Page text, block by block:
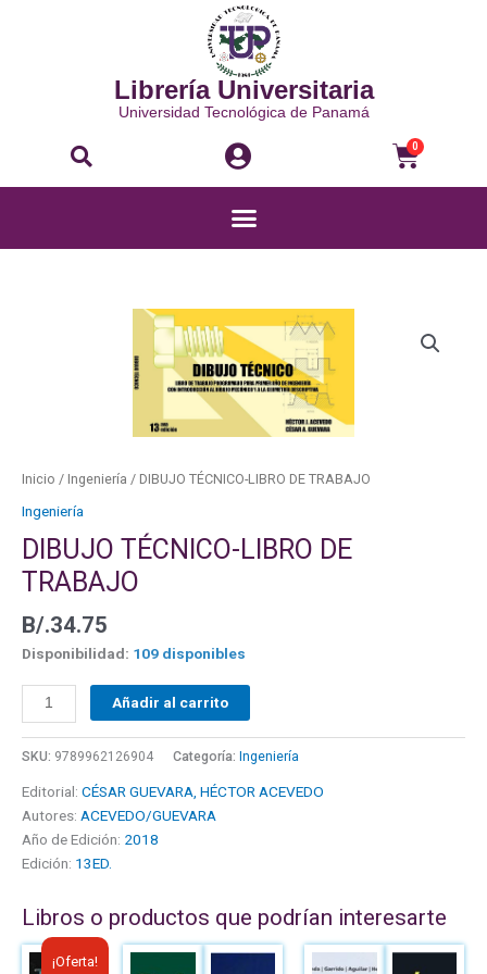
Librería Universitaria
Universidad Tecnológica de Panamá
Buscar 0
Menú
Inicio / Ingeniería / DIBUJO TÉCNICO-LIBRO DE TRABAJO
Ingeniería
DIBUJO TÉCNICO-LIBRO DE
TRABAJO
B/.34.75
Disponibilidad: 109 disponibles
Añadir al carrito
SKU: 9789962126904 Categoría: Ingeniería
Editorial: CÉSAR GUEVARA, HÉCTOR ACEVEDO
Autores: ACEVEDO/GUEVARA
Año de Edición: 2018
Edición: 13ED.
Libros o productos que podrían interesarte
¡Oferta!
El
El